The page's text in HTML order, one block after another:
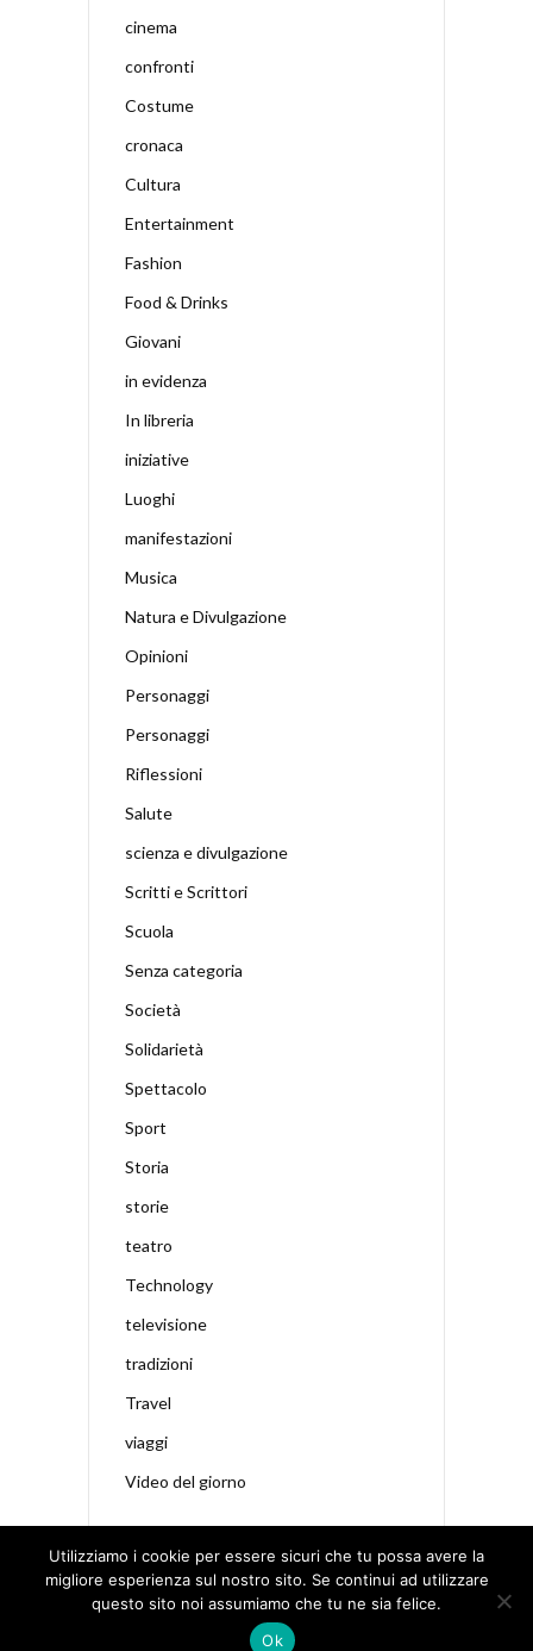
cinema
confronti
Costume
cronaca
Cultura
Entertainment
Fashion
Food & Drinks
Giovani
in evidenza
In libreria
iniziative
Luoghi
manifestazioni
Musica
Natura e Divulgazione
Opinioni
Personaggi
Personaggi
Riflessioni
Salute
scienza e divulgazione
Scritti e Scrittori
Scuola
Senza categoria
Società
Solidarietà
Spettacolo
Sport
Storia
storie
teatro
Technology
televisione
tradizioni
Travel
viaggi
Video del giorno
Utilizziamo i cookie per essere sicuri che tu possa avere la
migliore esperienza sul nostro sito. Se continui ad utilizzare
questo sito noi assumiamo che tu ne sia felice.
Ok